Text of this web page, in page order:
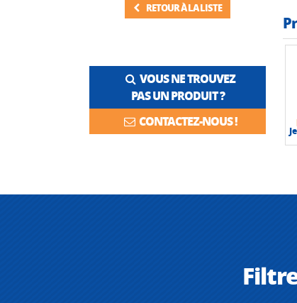
RETOUR À LA LISTE
VOUS NE TROUVEZ
PAS UN PRODUIT ?
CONTACTEZ-NOUS !